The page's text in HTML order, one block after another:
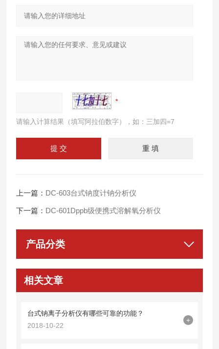
请输入计算结果（填写阿拉伯数字），如：三加四=7
上一篇： DC-603台式钠度计钠分析仪
下一篇： DC-601Dppb级便携式溶解氧分析仪
产品分类
相关文章
台式钠离子分析仪有哪些可靠的功能？
2018-10-22
+